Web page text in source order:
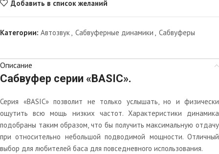
Добавить в список желаний
Категории: Автозвук, Сабвуферные динамики , Сабвуферы
Описание
Сабвуфер серии «BASIC».
Серия «BASIC» позволит не только услышать, но и физически
ощутить всю мощь низких частот. Характеристики динамика
подобраны таким образом, что бы получить максимальную отдачу
при относительно небольшой подводимой мощности. Отличный
выбор для любителей баса для повседневного использования.